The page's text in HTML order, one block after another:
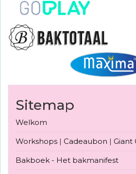
Sitemap
Welkom
Workshops | Cadeaubon | Giant
Bakboek - Het bakmanifest